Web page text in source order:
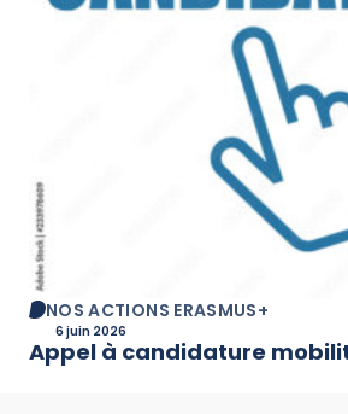
NOS ACTIONS ERASMUS+
6 juin 2026
Appel à candidature